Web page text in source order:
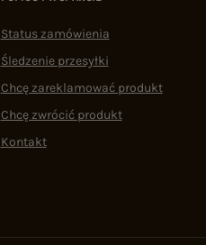
Status zamówienia
Śledzenie przesyłki
Chcę zareklamować produkt
Chcę zwrócić produkt
Kontakt